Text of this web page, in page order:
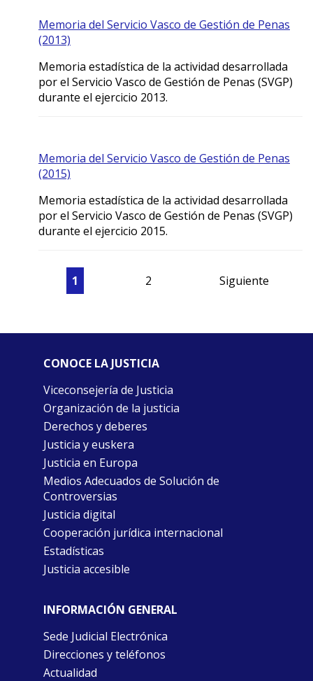
Memoria del Servicio Vasco de Gestión de Penas
(2013)
Memoria estadística de la actividad desarrollada
por el Servicio Vasco de Gestión de Penas (SVGP)
durante el ejercicio 2013.
Memoria del Servicio Vasco de Gestión de Penas
(2015)
Memoria estadística de la actividad desarrollada
por el Servicio Vasco de Gestión de Penas (SVGP)
durante el ejercicio 2015.
1 2 Siguiente
CONOCE LA JUSTICIA
Viceconsejería de Justicia
Organización de la justicia
Derechos y deberes
Justicia y euskera
Justicia en Europa
Medios Adecuados de Solución de
Controversias
Justicia digital
Cooperación jurídica internacional
Estadísticas
Justicia accesible
INFORMACIÓN GENERAL
Sede Judicial Electrónica
Direcciones y teléfonos
Actualidad